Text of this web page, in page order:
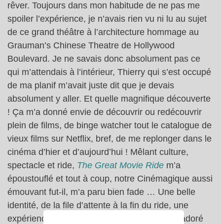
rêver. Toujours dans mon habitude de ne pas me
spoiler l’expérience, je n’avais rien vu ni lu au sujet
de ce grand théâtre à l’architecture hommage au
Grauman’s Chinese Theatre de Hollywood
Boulevard. Je ne savais donc absolument pas ce
qui m’attendais à l’intérieur, Thierry qui s’est occupé
de ma planif m’avait juste dit que je devais
absolument y aller. Et quelle magnifique découverte
! Ça m’a donné envie de découvrir ou redécouvrir
plein de films, de binge watcher tout le catalogue de
vieux films sur Netflix, bref, de me replonger dans le
cinéma d’hier et d’aujourd’hui ! Mêlant culture,
spectacle et ride, The Great Movie Ride m’a
époustouflé et tout à coup, notre Cinémagique aussi
émouvant fut-il, m’a paru bien fade … Une belle
identité, de la file d’attente à la fin du ride, une
expérience topissime ( oui oui ) que j’aurais adoré